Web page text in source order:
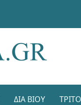
ΔΙΑ ΒΊΟΥ